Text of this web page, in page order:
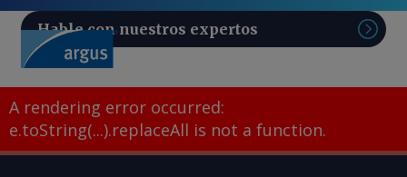
Hable con nuestros expertos
A rendering error occurred:
e.toString(...).replaceAll is not a function.